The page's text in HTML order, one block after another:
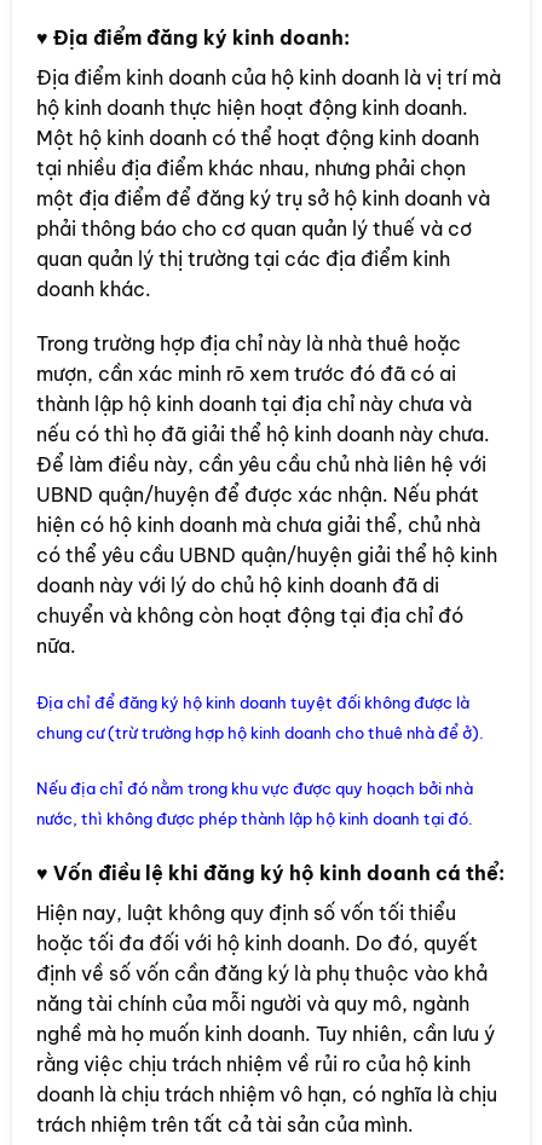
♥ Địa điểm đăng ký kinh doanh:
Địa điểm kinh doanh của hộ kinh doanh là vị trí mà
hộ kinh doanh thực hiện hoạt động kinh doanh.
Một hộ kinh doanh có thể hoạt động kinh doanh
tại nhiều địa điểm khác nhau, nhưng phải chọn
một địa điểm để đăng ký trụ sở hộ kinh doanh và
phải thông báo cho cơ quan quản lý thuế và cơ
quan quản lý thị trường tại các địa điểm kinh
doanh khác.
Trong trường hợp địa chỉ này là nhà thuê hoặc
mượn, cần xác minh rõ xem trước đó đã có ai
thành lập hộ kinh doanh tại địa chỉ này chưa và
nếu có thì họ đã giải thể hộ kinh doanh này chưa.
Để làm điều này, cần yêu cầu chủ nhà liên hệ với
UBND quận/huyện để được xác nhận. Nếu phát
hiện có hộ kinh doanh mà chưa giải thể, chủ nhà
có thể yêu cầu UBND quận/huyện giải thể hộ kinh
doanh này với lý do chủ hộ kinh doanh đã di
chuyển và không còn hoạt động tại địa chỉ đó
nữa.
Địa chỉ để đăng ký hộ kinh doanh tuyệt đối không được là
chung cư (trừ trường hợp hộ kinh doanh cho thuê nhà để ở).
Nếu địa chỉ đó nằm trong khu vực được quy hoạch bởi nhà
nước, thì không được phép thành lập hộ kinh doanh tại đó.
♥ Vốn điều lệ khi đăng ký hộ kinh doanh cá thể:
Hiện nay, luật không quy định số vốn tối thiểu
hoặc tối đa đối với hộ kinh doanh. Do đó, quyết
định về số vốn cần đăng ký là phụ thuộc vào khả
năng tài chính của mỗi người và quy mô, ngành
nghề mà họ muốn kinh doanh. Tuy nhiên, cần lưu ý
rằng việc chịu trách nhiệm về rủi ro của hộ kinh
doanh là chịu trách nhiệm vô hạn, có nghĩa là chịu
trách nhiệm trên tất cả tài sản của mình.